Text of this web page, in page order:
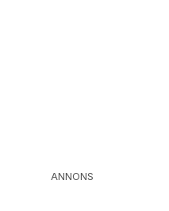
ANNONS